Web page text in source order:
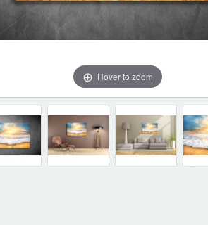
Hover to zoom